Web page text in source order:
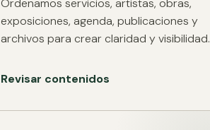
Ordenamos servicios, artistas, obras,
exposiciones, agenda, publicaciones y
archivos para crear claridad y visibilidad.
Revisar contenidos